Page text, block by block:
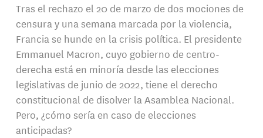
Tras el rechazo el 20 de marzo de dos mociones de
censura y una semana marcada por la violencia,
Francia se hunde en la crisis política. El presidente
Emmanuel Macron, cuyo gobierno de centro-
derecha está en minoría desde las elecciones
legislativas de junio de 2022, tiene el derecho
constitucional de disolver la Asamblea Nacional.
Pero, ¿cómo sería en caso de elecciones
anticipadas?